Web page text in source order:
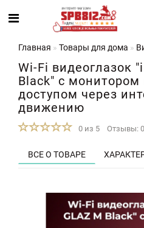
Главная Товары для дома
Wi-Fi видеоглазок
Black" с
доступом через
движению
0 из 5 Отзывы: 0
ВСЕ О ТОВАРЕ